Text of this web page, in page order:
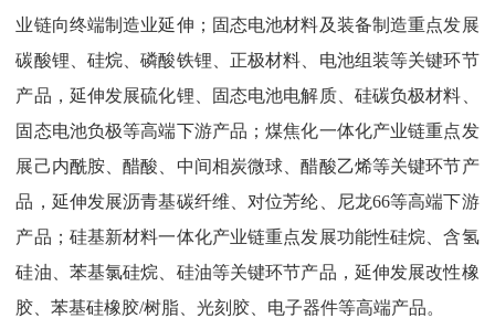
业链向终端制造业延伸；固态电池材料及装备制造重点发展
碳酸锂、硅烷、磷酸铁锂、正极材料、电池组装等关键环节
产品，延伸发展硫化锂、固态电池电解质、硅碳负极材料、
固态电池负极等高端下游产品；煤焦化一体化产业链重点发
展己内酰胺、醋酸、中间相炭微球、醋酸乙烯等关键环节产
品，延伸发展沥青基碳纤维、对位芳纶、尼龙66等高端下游
产品；硅基新材料一体化产业链重点发展功能性硅烷、含氢
硅油、苯基氯硅烷、硅油等关键环节产品，延伸发展改性橡
胶、苯基硅橡胶/树脂、光刻胶、电子器件等高端产品。